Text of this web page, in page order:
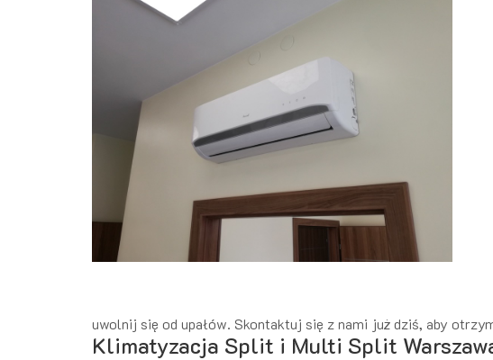
uwolnij się od upałów. Skontaktuj się z nami już dziś, aby
Klimatyzacja Split i Multi Split